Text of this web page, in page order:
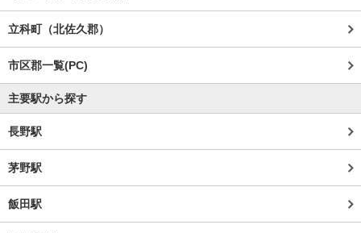
立科町（北佐久郡）
市区郡一覧(PC)
主要駅から探す
長野駅
茅野駅
飯田駅